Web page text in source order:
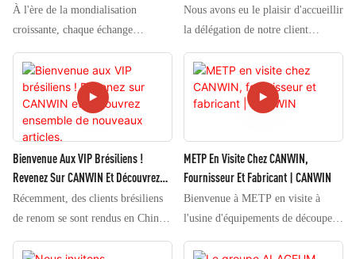
seulement démontré les capacités
techniques de CANWIN, mais a
également jeté les bases d'une
future collaboration entre les deux
parties.
commerciale internationale a
chaleureusement accueilli ces
clients venus de loin et les a
accompagnés sur la ligne de
production, leur permettant
processus de fabrication des
transformateurs.
À l'ère de la mondialisation
croissante, chaque échange
international recèle d'innombrables
opportunités commerciales et un
potentiel de collaboration illimité.
Récemment, CANWIN a eu le
plaisir d'accueillir un groupe
longues distances, elles ont visité
d'équipements et ont pu constater
Son Excellente Qualité Inspire
Confiance À L’échelle Mondiale.
Nous avons eu le plaisir d'accueillir
la délégation de notre client
étranger dans notre usine pour une
inspection complète sur site et une
vérification des transformateurs
CANWIN. L'équipe, faisant preuve
examiné minutieusement chaque
aspect de la ligne de production, de
passant par les procédés de
fabrication et les performances du
Bienvenue Aux VIP Brésiliens !
Revenez Sur CANWIN Et Découvrez
Ensemble De Nouveaux Articles.
Récemment, des clients brésiliens
de renom se sont rendus en Chine,
et plus précisément chez
METP En Visite Chez CANWIN,
Fournisseur Et Fabricant | CANWIN
Bienvenue à METP en visite à
l'usine d'équipements de découpe
de noyaux de transformateurs